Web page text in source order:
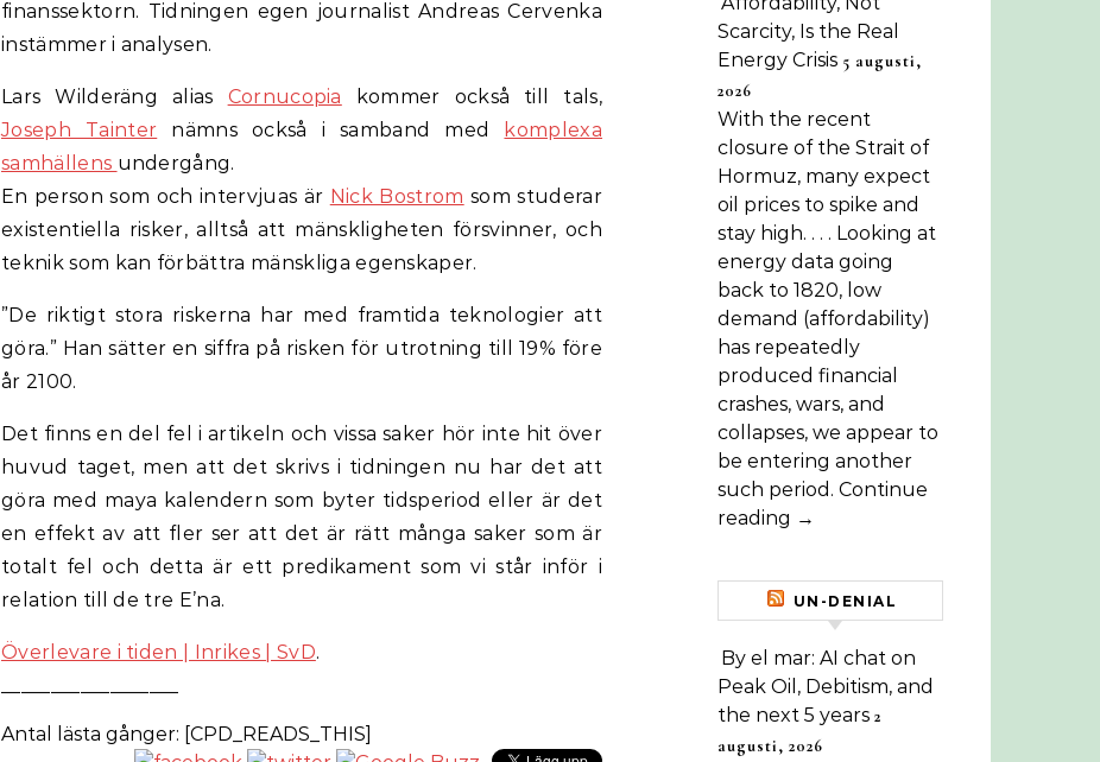
finanssektorn. Tidningen egen journalist Andreas Cervenka
instämmer i analysen.
Lars Wilderäng alias Cornucopia kommer också till tals,
Joseph Tainter nämns också i samband med
komplexa
samhällens undergång.
En person som och intervjuas är Nick Bostrom som studerar
existentiella risker, alltså att mänskligheten försvinner, och
teknik som kan förbättra mänskliga egenskaper.
”De riktigt stora riskerna har med framtida teknologier att
göra.” Han sätter en siffra på risken för utrotning till 19% före
år 2100.
Det finns en del fel i artikeln och vissa saker hör inte hit över
huvud taget, men att det skrivs i tidningen nu har det att
göra med maya kalendern som byter tidsperiod eller är det
en effekt av att fler ser att det är rätt många saker som är
totalt fel och detta är ett predikament som vi står inför i
relation till de tre E’na.
Överlevare i tiden | Inrikes | SvD.
Antal lästa gånger: [CPD_READS_THIS]
Scarcity, Is the Real
Energy Crisis 5 augusti,
2026
With the recent
closure of the Strait of
Hormuz, many expect
oil prices to spike and
stay high. . . . Looking at
energy data going
back to 1820, low
demand (affordability)
has repeatedly
produced financial
crashes, wars, and
collapses, we appear to
be entering another
such period. Continue
reading →
UN-DENIAL
By el mar: AI chat on
Peak Oil, Debitism, and
the next 5 years 2
augusti, 2026